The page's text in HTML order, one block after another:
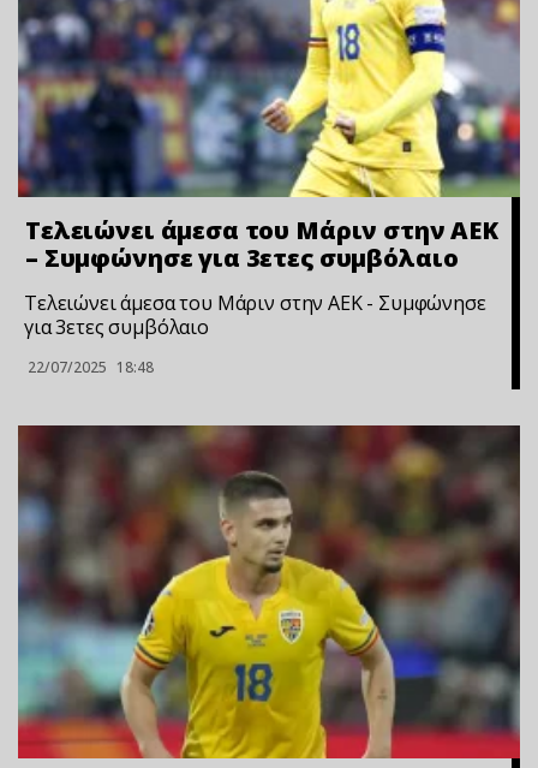
Τελειώνει άμεσα του Μάριν στην ΑΕΚ
– Συμφώνησε για 3ετες συμβόλαιο
Τελειώνει άμεσα του Μάριν στην ΑΕΚ - Συμφώνησε
για 3ετες συμβόλαιο
22/07/2025 18:48